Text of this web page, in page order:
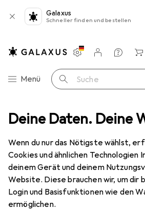
Deine Daten. Deine
Wenn du nur das Nötigste wählst,
Cookies und ähnlichen Technologien
deinem Gerät und deinem
Website. Diese brauchen wir, um dir
Login und Basisfunktionen wie den
ermöglichen.
Galaxus
Schneller finden und bestellen
Navigation nach Kategorien
Menü Suche
Einstellungen
Kundenkonto
Vergleichslisten
Merklisten
Warenkorb
Smartphone Schutzfolie Dipos
8 Bilder
DiposDisplayschutz
EUR
8,89